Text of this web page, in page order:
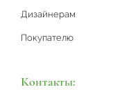
Дизайнерам
Покупателю
Контакты: